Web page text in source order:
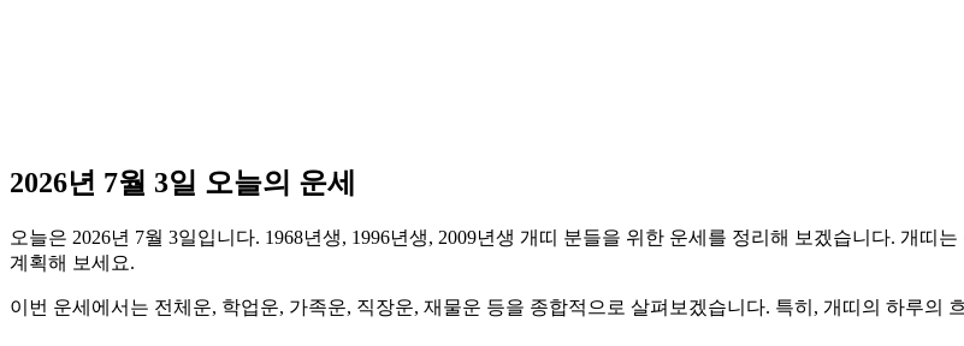
2026년 7월 3일 오늘의 운세
오늘은 2026년 7월 3일입니다. 1968년생, 1996년생, 2009년생 개띠 분들을 위한 운세를 정리해 보겠습니다. 개
계획해 보세요.
이번 운세에서는 전체운, 학업운, 가족운, 직장운, 재물운 등을 종합적으로 살펴보겠습니다. 특히, 개띠의 하루의